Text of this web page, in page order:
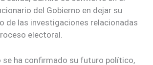
del Gobierno en dejar su
de las investigaciones relacionadas
electoral.
se ha confirmado su futuro político,